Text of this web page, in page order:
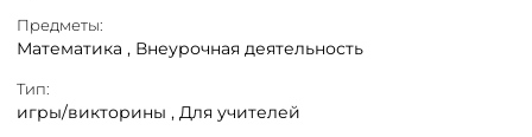
Предметы:
Математика , Внеурочная деятельность
Тип:
игры/викторины , Для учителей